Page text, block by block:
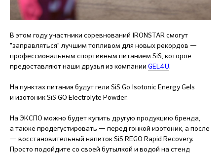
В этом году участники соревнований IRONSTAR смогут
"заправляться" лучшим топливом для новых рекордов —
профессиональным спортивным питанием SiS, которое
предоставляют наши друзья из компании GEL4U.
На пунктах питания будут гели SiS Go Isotonic Energy Gels
и изотоник SiS GO Electrolyte Powder.
На ЭКСПО можно будет купить другую продукцию бренда,
а также продегустировать — перед гонкой изотоник, а после
— восстановительный напиток SiS REGO Rapid Recovery.
Просто подойдите со своей бутылкой и водой на стенд